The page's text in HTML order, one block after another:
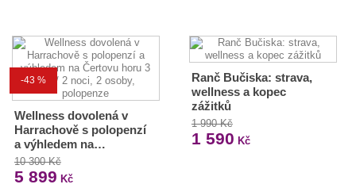
-43 %
Wellness dovolená v
Harrachově s polopenzí
a výhledem na…
10 300 Kč
5 899 Kč
Ranč Bučiska: strava,
wellness a kopec
zážitků
1 990 Kč
1 590 Kč